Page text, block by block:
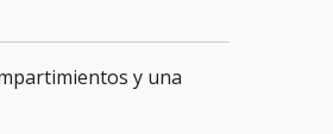
y una